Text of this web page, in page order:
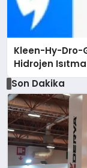
Kleen-Hy-Dro-
Hidrojen
Düzenleyici
Son Dakika